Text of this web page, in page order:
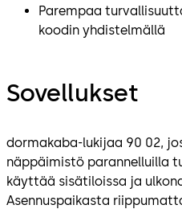
Parempaa
koodin yhdistelmällä
Sovellukset
dormakaba-lukijaa 90 02,
näppäimistö parannelluilla
käyttää sisätiloissa ja
Asennuspaikasta